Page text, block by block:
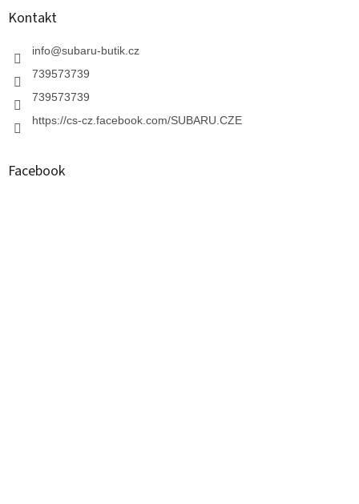
Kontakt
info@subaru-butik.cz
739573739
739573739
https://cs-cz.facebook.com/SUBARU.CZE
Facebook